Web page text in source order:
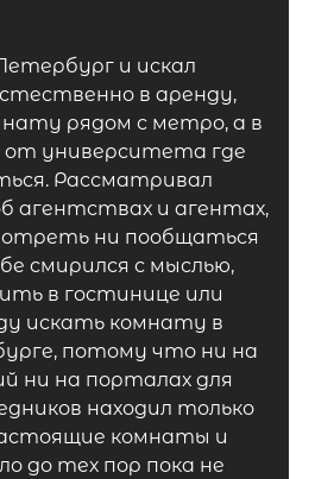
и искал
в аренду,
рядом с метро, а в
от университета где
Рассматривал
агентствах и агентах,
ни пообщаться
смирился с мыслью,
в гостинице или
искать комнату в
потому что ни на
ни на порталах для
находил только
комнаты и
до тех пор пока не